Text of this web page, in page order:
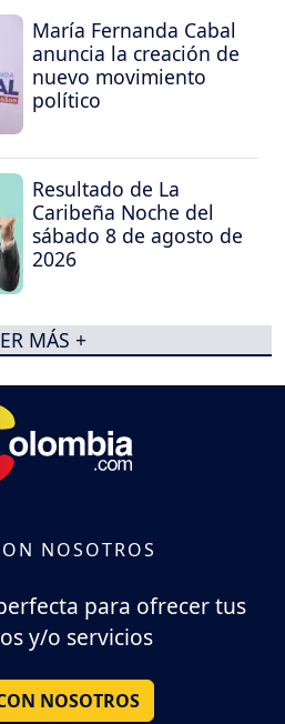
María Fernanda Cabal
anuncia la creación de
nuevo movimiento
político
Resultado de La
Caribeña Noche del
sábado 8 de agosto de
2026
MÁS +
NOSOTROS
para ofrecer tus
y/o servicios
NOSOTROS